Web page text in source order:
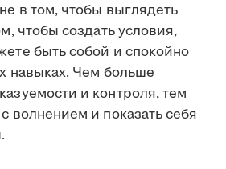
в том, чтобы выглядеть
чтобы создать условия,
быть собой и спокойно
навыках. Чем больше
и контроля, тем
волнением и показать себя